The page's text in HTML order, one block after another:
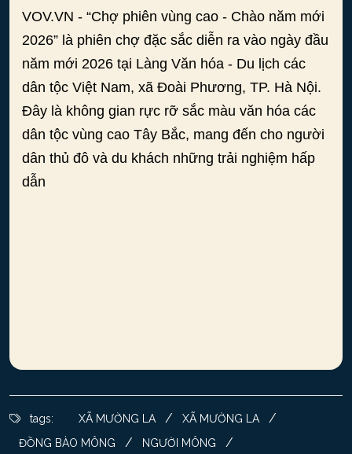
VOV.VN - “Chợ phiên vùng cao - Chào năm mới
2026” là phiên chợ đặc sắc diễn ra vào ngày đầu
năm mới 2026 tại Làng Văn hóa - Du lịch các
dân tộc Việt Nam, xã Đoài Phương, TP. Hà Nội.
Đây là không gian rực rỡ sắc màu văn hóa các
dân tộc vùng cao Tây Bắc, mang đến cho người
dân thủ đô và du khách những trải nghiệm hấp
dẫn
tags: XÃ MƯỜNG LA / XÃ MƯỜNG LA /
ĐỒNG BÀO MÔNG / NGƯỜI MÔNG /